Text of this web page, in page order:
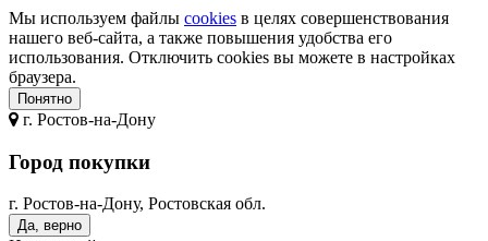
Мы используем файлы cookies в целях совершенствования
нашего веб-сайта, а также повышения удобства его
использования. Отключить cookies вы можете в настройках
браузера.
Понятно
г. Ростов-на-Дону
Город покупки
г. Ростов-на-Дону, Ростовская обл.
Да, верно